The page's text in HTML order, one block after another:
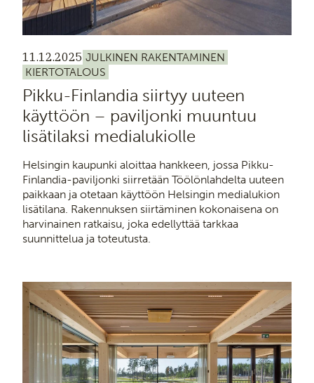
11.12.2025 JULKINEN RAKENTAMINEN
KIERTOTALOUS
Pikku-Finlandia siirtyy uuteen
käyttöön – paviljonki muuntuu
lisätilaksi medialukiolle
Helsingin kaupunki aloittaa hankkeen, jossa Pikku-
Finlandia-paviljonki siirretään Töölönlahdelta uuteen
paikkaan ja otetaan käyttöön Helsingin medialukion
lisätilana. Rakennuksen siirtäminen kokonaisena on
harvinainen ratkaisu, joka edellyttää tarkkaa
suunnittelua ja toteutusta.